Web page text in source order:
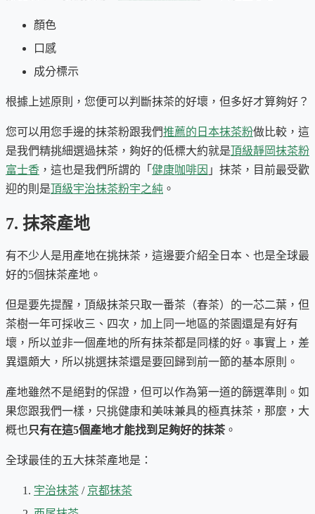
顏色
口感
成分標示
根據上述原則，您便可以判斷抹茶的好壞，但多好才算夠好？
您可以用您手邊的抹茶粉跟我們推薦的日本抹茶粉做比較，這
是我們精挑細選過抹茶，夠好的低標大約就是頂級靜岡抹茶粉
富士香 ，這也是我們所謂的「 健康咖啡因 」抹茶，目前最受歡
迎的則是頂級宇治抹茶粉宇之純 。
7. 抹茶產地
有不少人是用產地在挑抹茶，這邊要介紹全日本、也是全球最
好的5個抹茶產地。
但是要先提醒，頂級抹茶只取一番茶（春茶）的一芯二葉，但
茶樹一年可採收三、四次，加上同一地區的茶園還是有好有
壞，所以並非一個產地的所有抹茶都是同樣的好。事實上，差
異還頗大，所以挑選抹茶還是要回歸到前一節的基本原則。
產地雖然不是絕對的保證，但可以作為第一道的篩選準則。如
果您跟我們一樣，只挑健康和美味兼具的極真抹茶，那麼，大
概也只有在這5個產地才能找到足夠好的抹茶。
全球最佳的五大抹茶產地是：
宇治抹茶 / 京都抹茶